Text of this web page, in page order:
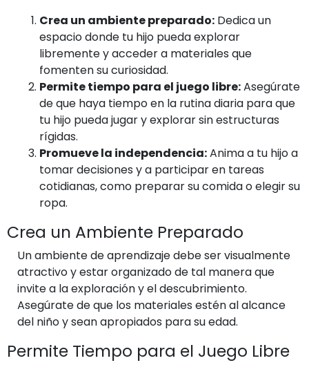
Crea un ambiente preparado: Dedica un
espacio donde tu hijo pueda explorar
libremente y acceder a materiales que
fomenten su curiosidad.
Permite tiempo para el juego libre:Asegúrate
de que haya tiempo en la rutina diaria para que
tu hijo pueda jugar y explorar sin estructuras
rígidas.
Promueve la independencia:Anima a tu hijo a
tomar decisiones y a participar en tareas
cotidianas, como preparar su comida o elegir su
ropa.
Crea un Ambiente Preparado
Un ambiente de aprendizaje debe ser visualmente
atractivo y estar organizado de tal manera que
invite a la exploración y el descubrimiento.
Asegúrate de que los materiales estén al alcance
del niño y sean apropiados para su edad.
Permite Tiempo para el Juego Libre